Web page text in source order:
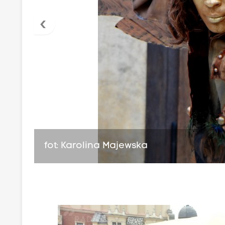
fot: Karolina Majewska
‹